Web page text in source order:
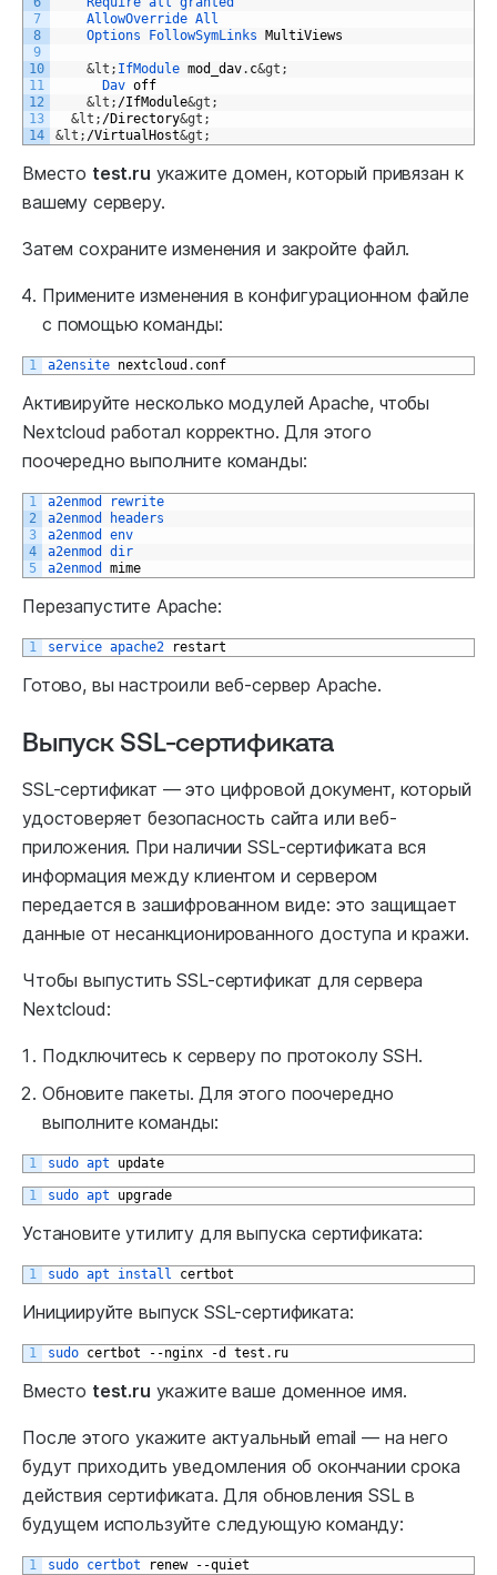
7
8
9
10
11
12
13
14
AllowOverride All
Options FollowSymLinks MultiViews
&lt; IfModule mod_dav. c&gt;
Dav off
&lt; /IfModule&gt;
&lt; /Directory&gt;
&lt; /VirtualHost&gt;
Вместо test.ru укажите домен, который привязан к
вашему серверу.
Затем сохраните изменения и закройте файл.
Примените изменения в конфигурационном файле
с помощью команды:
1 a2ensite nextcloud . conf
Активируйте несколько модулей Apache, чтобы
Nextcloud работал корректно. Для этого
поочередно выполните команды:
1
2
3
4
5
a2enmod
rewrite
a2enmod
headers
a2enmod env
a2enmod dir
a2enmod mime
Перезапустите Apache:
1 service apache2 restart
Готово, вы настроили веб-сервер Apache.
Выпуск SSL-сертификата
SSL-сертификат — это цифровой документ, который
удостоверяет безопасность сайта или веб-
приложения. При наличии SSL-сертификата вся
информация между клиентом и сервером
передается в зашифрованном виде: это защищает
данные от несанкционированного доступа и кражи.
Чтобы выпустить SSL-сертификат для сервера
Nextcloud:
Подключитесь к серверу по протоколу SSH.
Обновите пакеты. Для этого поочередно
выполните команды:
1 sudo apt update
1 sudo apt upgrade
Установите утилиту для выпуска сертификата:
1 sudo apt install certbot
Инициируйте выпуск SSL-сертификата:
1 sudo certbot --nginx -d test . ru
Вместо test.ru укажите ваше доменное имя.
После этого укажите актуальный email — на него
будут приходить уведомления об окончании срока
действия сертификата. Для обновления SSL в
будущем используйте следующую команду:
1 sudo certbot renew --quiet